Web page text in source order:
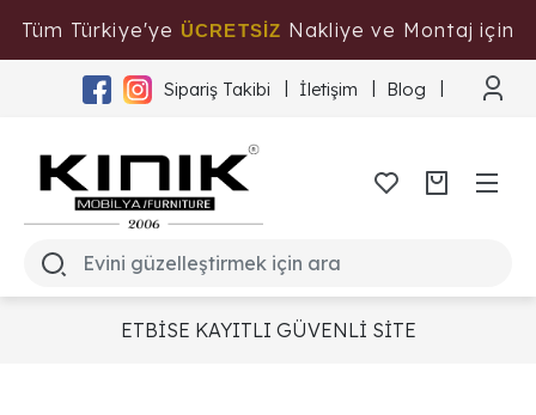
Tüm Türkiye'ye ÜCRETSİZ Nakliye ve Montaj için
Tıklayınız
Sipariş Takibi İletişim Blog
ETBİSE KAYITLI GÜVENLİ SİTE